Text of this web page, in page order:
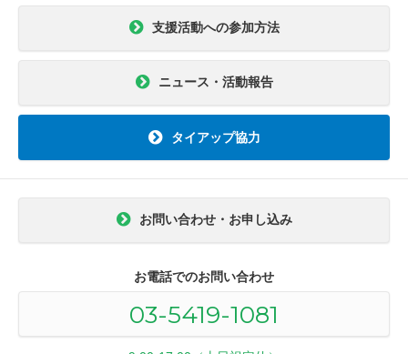
支援活動への参加方法
ニュース・活動報告
タイアップ協力
お問い合わせ・お申し込み
お電話でのお問い合わせ
03-5419-1081